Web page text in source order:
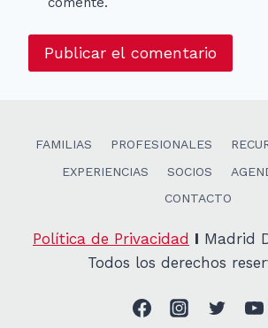
FAMILIAS PROFESIONALES
EXPERIENCIAS
SOCIOS
CONTACTO
Política de Privacidad I Madrid
Todos los derechos